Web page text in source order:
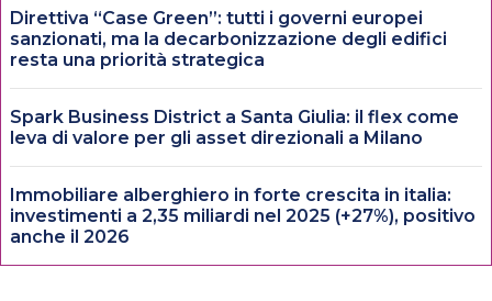
Direttiva “Case Green”: tutti i governi europei
sanzionati, ma la decarbonizzazione degli edifici
resta una priorità strategica
Spark Business District a Santa Giulia: il flex come
leva di valore per gli asset direzionali a Milano
Immobiliare alberghiero in forte crescita in italia:
investimenti a 2,35 miliardi nel 2025 (+27%), positivo
anche il 2026